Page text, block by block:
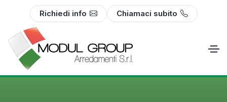
Richiedi info Chiamaci subito